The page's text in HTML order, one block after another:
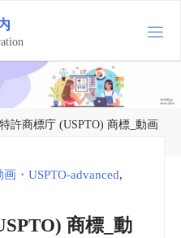
許商標庁 (USPTO) 商標_動画
・USPTO-advanced,
商標_動